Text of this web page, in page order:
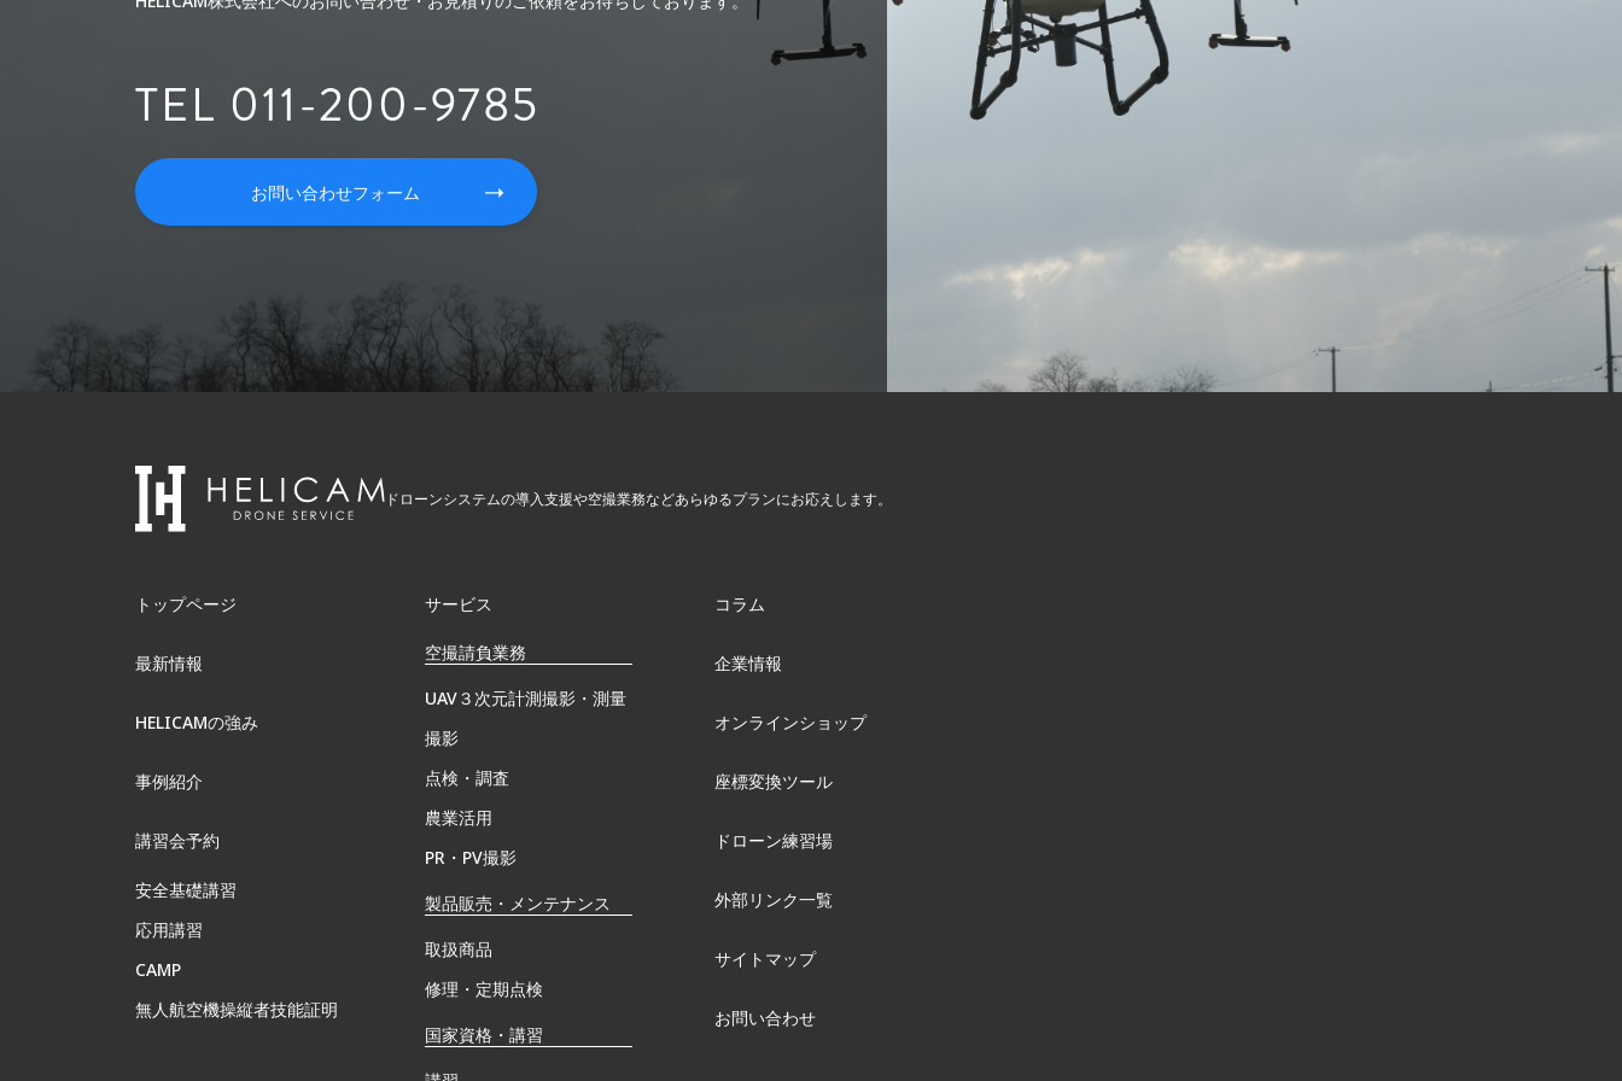
TEL 011-200-9785
お問い合わせフォーム
ドローンシステムの導入支援や空撮業務などあらゆるプランにお応えします。
トップページ
最新情報
HELICAMの強み
事例紹介
講習会予約
安全基礎講習
応用講習
CAMP
無⼈航空機操縦者技能証明
サービス
空撮請負業務
UAV３次元計測撮影・測量
撮影
点検・調査
農業活用
PR・PV撮影
製品販売・メンテナンス
取扱商品
修理・定期点検
国家資格・講習
コラム
企業情報
オンラインショップ
座標変換ツール
ドローン練習場
外部リンク一覧
サイトマップ
お問い合わせ